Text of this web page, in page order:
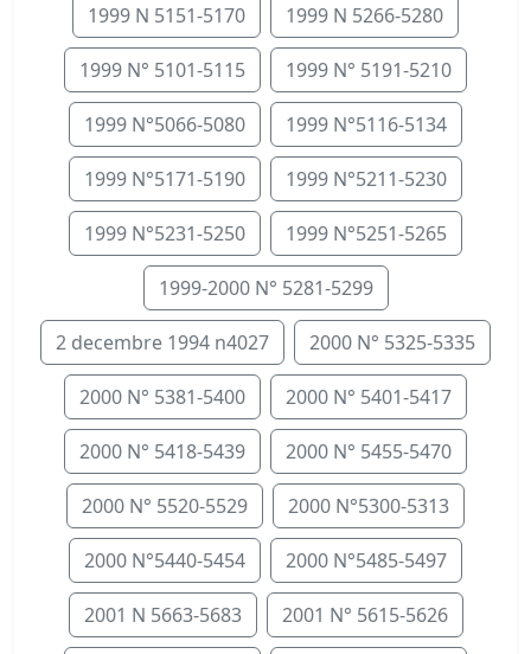
1999 N 5151-5170 1999 N 5266-5280
1999 N° 5101-5115 1999 N° 5191-5210
1999 N°5066-5080 1999 N°5116-5134
1999 N°5171-5190 1999 N°5211-5230
1999 N°5231-5250 1999 N°5251-5265
1999-2000 N° 5281-5299
2 decembre 1994 n4027 2000 N° 5325-5335
2000 N° 5381-5400 2000 N° 5401-5417
2000 N° 5418-5439 2000 N° 5455-5470
2000 N° 5520-5529 2000 N°5300-5313
2000 N°5440-5454 2000 N°5485-5497
2001 N 5663-5683 2001 N° 5615-5626